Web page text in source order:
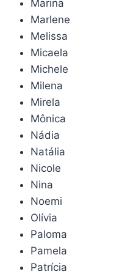
Marina
Marlene
Melissa
Micaela
Michele
Milena
Mirela
Mônica
Nádia
Natália
Nicole
Nina
Noemi
Olívia
Paloma
Pamela
Patrícia